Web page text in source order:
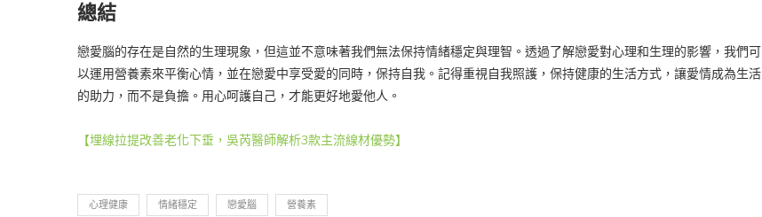
總結
戀愛腦的存在是自然的生理現象，但這並不意味著我們無法保持情緒穩定與理智。透過了解戀愛對心理和生理的影響，我們可
以運用營養素來平衡心情，並在戀愛中享受愛的同時，保持自我。記得重視自我照護，保持健康的生活方式，讓愛情成為生活
的助力，而不是負擔。用心呵護自己，才能更好地愛他人。
【埋線拉提改善老化下垂，吳芮醫師解析3款主流線材優勢】
心理健康 情緒穩定 戀愛腦 營養素